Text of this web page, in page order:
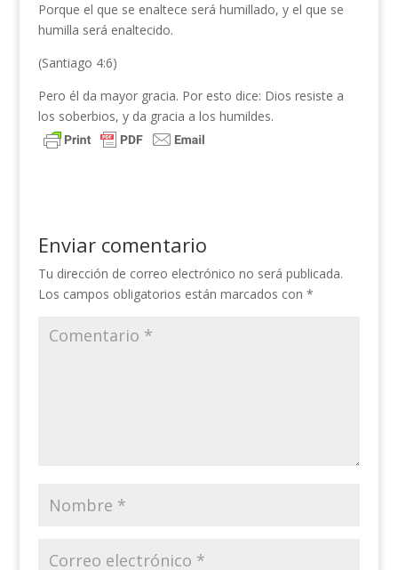
Porque el que se enaltece será humillado, y el que se
humilla será enaltecido.
(Santiago 4:6)
Pero él da mayor gracia. Por esto dice: Dios resiste a
los soberbios, y da gracia a los humildes.
Enviar comentario
Tu dirección de correo electrónico no será publicada.
Los campos obligatorios están marcados con *